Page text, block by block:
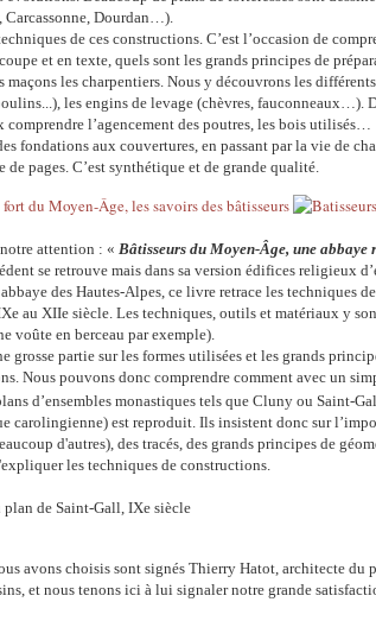
Carcassonne, Dourdan…).
de ces constructions. C’est l’occasion de
et en texte, quels sont les grands principes de
les charpentiers. Nous y découvrons les
les engins de levage (chèvres, fauconneaux…).
comprendre l’agencement des poutres, les bois utilisés…
fondations aux couvertures, en passant par la vie de
de pages. C’est synthétique et de grande qualité.
attention : « Bâtisseurs du Moyen-Âge, une abbaye
se retrouve mais dans sa version édifices religieux
des Hautes-Alpes, ce livre retrace les techniques
au XIIe siècle. Les techniques, outils et matériaux y
voûte en berceau par exemple).
grosse partie sur les formes utilisées et les grands
Nous pouvons donc comprendre comment avec un
d’ensembles monastiques tels que Cluny ou Saint-
carolingienne) est reproduit. Ils insistent donc sur
d'autres), des tracés, des grands principes de
les techniques de constructions.
avons choisis sont signés Thierry Hatot, architecte du
et nous tenons ici à lui signaler notre grande